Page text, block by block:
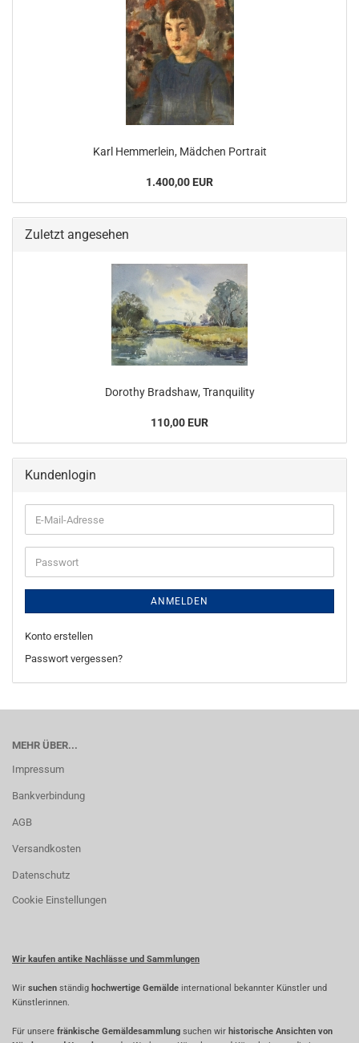
Karl Hemmerlein, Mädchen Portrait
1.400,00 EUR
Zuletzt angesehen
Dorothy Bradshaw, Tranquility
110,00 EUR
Kundenlogin
E-
Mail-
Adresse
Passwort
ANMELDEN
Konto erstellen
Passwort vergessen?
MEHR ÜBER...
Impressum
Bankverbindung
AGB
Versandkosten
Datenschutz
Cookie Einstellungen
Wir kaufen antike Nachlässe und Sammlungen
Wir suchen ständig hochwertige Gemälde international bekannter Künstler und
Künstlerinnen.
Für unsere fränkische Gemäldesammlung suchen wir historische Ansichten von